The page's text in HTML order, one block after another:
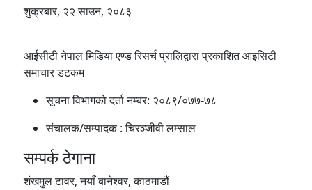
शुक्रबार, २२ साउन, २०८३
आईसीटी नेपाल मिडिया एण्ड रिसर्च प्रालिद्वारा प्रकाशित आइसिटी
समाचार डटकम
सूचना विभागको दर्ता नम्बर: २०८९/०७७-७८
संचालक/सम्पादक :चिरञ्जीवी लम्साल
सम्पर्क ठेगाना
शंखमुल टावर, नयाँ बानेश्वर, काठमाडौं